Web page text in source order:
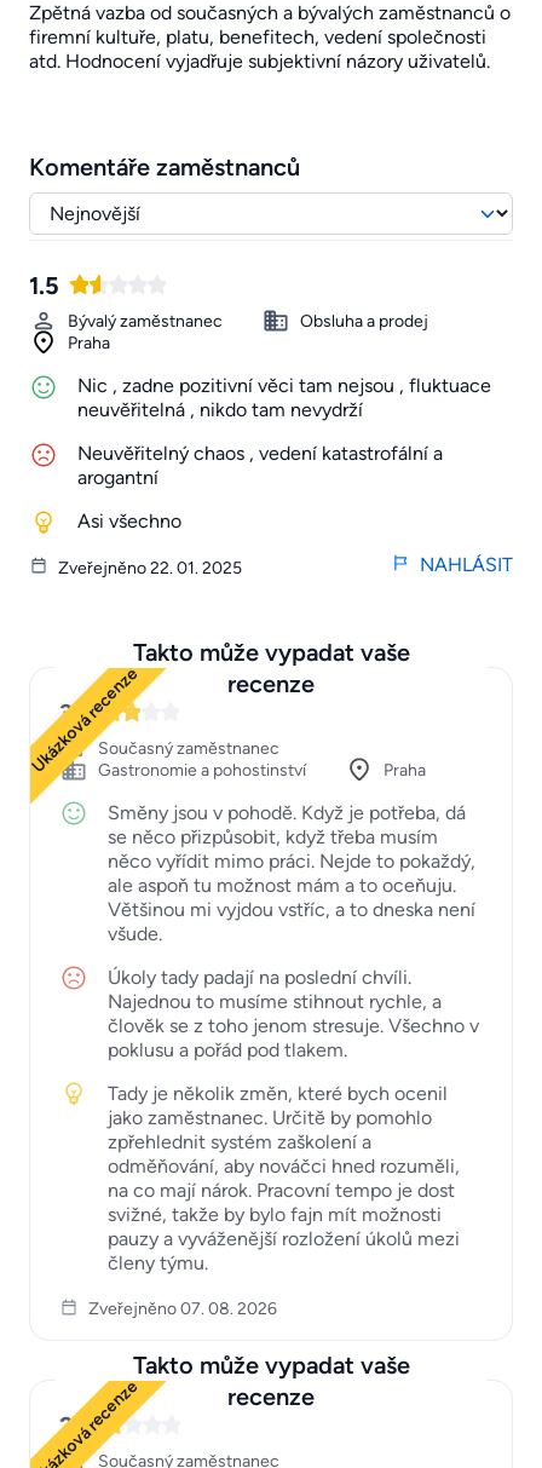
Zpětná vazba od současných a bývalých zaměstnanců o
firemní kultuře, platu, benefitech, vedení společnosti
atd. Hodnocení vyjadřuje subjektivní názory uživatelů.
Komentáře zaměstnanců
1.5
Bývalý zaměstnanec
Obsluha a prodej
Praha
Nic , zadne pozitivní věci tam nejsou , fluktuace
neuvěřitelná , nikdo tam nevydrží
Neuvěřitelný chaos , vedení katastrofální a
arogantní
Asi všechno
Zveřejněno 22. 01. 2025 NAHLÁSIT
Takto může vypadat vaše
recenze
Ukázková recenze
3
Současný zaměstnanec
Gastronomie a pohostinství
Praha
Směny jsou v pohodě. Když je potřeba, dá
se něco přizpůsobit, když třeba musím
něco vyřídit mimo práci. Nejde to pokaždý,
ale aspoň tu možnost mám a to oceňuju.
Většinou mi vyjdou vstříc, a to dneska není
všude.
Úkoly tady padají na poslední chvíli.
Najednou to musíme stihnout rychle, a
člověk se z toho jenom stresuje. Všechno v
poklusu a pořád pod tlakem.
Tady je několik změn, které bych ocenil
jako zaměstnanec. Určitě by pomohlo
zpřehlednit systém zaškolení a
odměňování, aby nováčci hned rozuměli,
na co mají nárok. Pracovní tempo je dost
svižné, takže by bylo fajn mít možnosti
pauzy a vyváženější rozložení úkolů mezi
členy týmu.
Zveřejněno 07. 08. 2026
Takto může vypadat vaše
recenze
Ukázková recenze
2
Současný zaměstnanec